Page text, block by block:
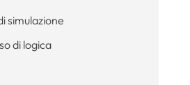
simulazione
di logica